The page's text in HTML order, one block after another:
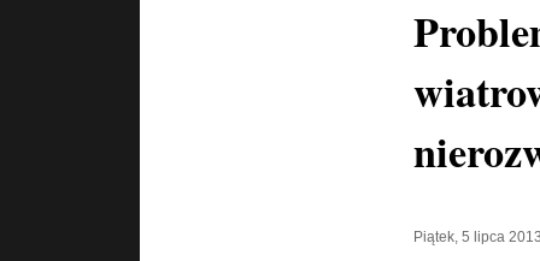
Piątek, 5 lipca